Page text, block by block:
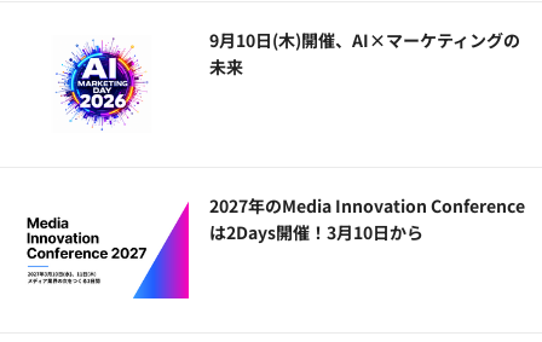
9月10日(木)開催、AI×マーケティングの
未来
2027年のMedia Innovation Conference
は2Days開催！3月10日から